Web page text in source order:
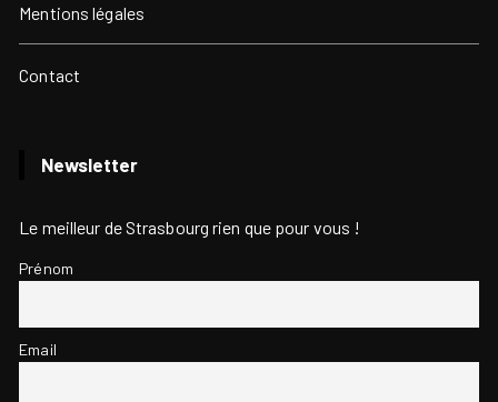
Mentions légales
Contact
Newsletter
Le meilleur de Strasbourg rien que pour vous !
Prénom
Email